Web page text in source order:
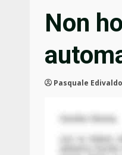
Non
Pasquale